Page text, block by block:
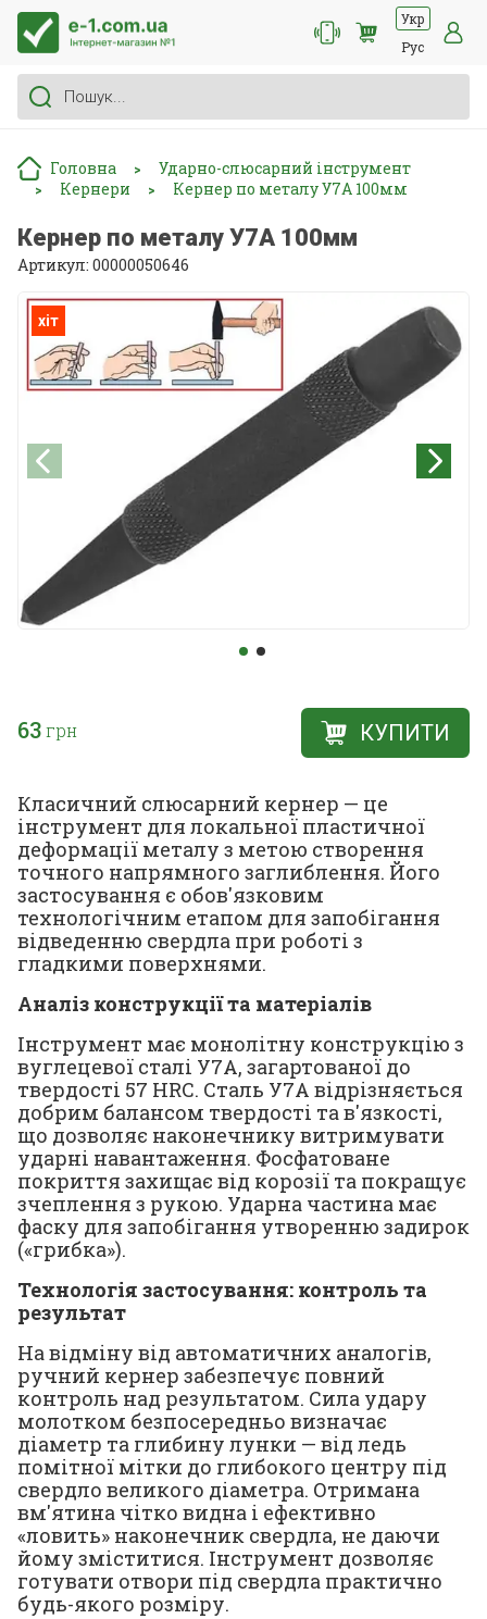
Укр
Рус
Головна > Ударно-слюсарний інструмент
> Кернери > Кернер по металу У7А 100мм
Кернер по металу У7А 100мм
Артикул: 00000050646
хіт
хіт
63грн КУПИТИ
Класичний слюсарний кернер — це
інструмент для локальної пластичної
деформації металу з метою створення
точного напрямного заглиблення. Його
застосування є обов'язковим
технологічним етапом для запобігання
відведенню свердла при роботі з
гладкими поверхнями.
Аналіз конструкції та матеріалів
Інструмент має монолітну конструкцію з
вуглецевої сталі У7А, загартованої до
твердості 57 HRC. Сталь У7А відрізняється
добрим балансом твердості та в'язкості,
що дозволяє наконечнику витримувати
ударні навантаження. Фосфатоване
покриття захищає від корозії та покращує
зчеплення з рукою. Ударна частина має
фаску для запобігання утворенню задирок
(«грибка»).
Технологія застосування: контроль та
результат
На відміну від автоматичних аналогів,
ручний кернер забезпечує повний
контроль над результатом. Сила удару
молотком безпосередньо визначає
діаметр та глибину лунки — від ледь
помітної мітки до глибокого центру під
свердло великого діаметра. Отримана
вм'ятина чітко видна і ефективно
«ловить» наконечник свердла, не даючи
йому зміститися. Інструмент дозволяє
готувати отвори під свердла практично
будь-якого розміру.